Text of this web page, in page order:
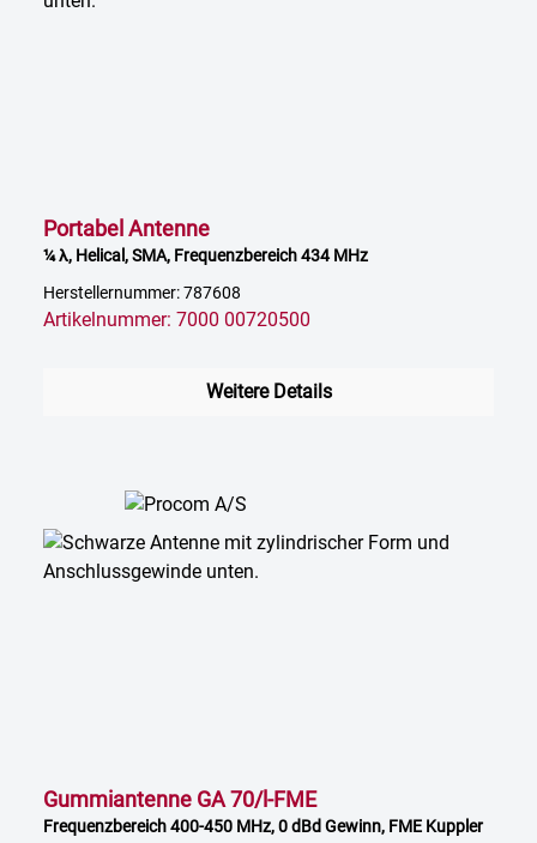
Portabel Antenne
¼ λ, Helical, SMA, Frequenzbereich 434 MHz
Herstellernummer: 787608
Artikelnummer: 7000 00720500
Weitere Details
Gummiantenne GA 70/l-FME
Frequenzbereich 400-450 MHz, 0 dBd Gewinn, FME Kuppler